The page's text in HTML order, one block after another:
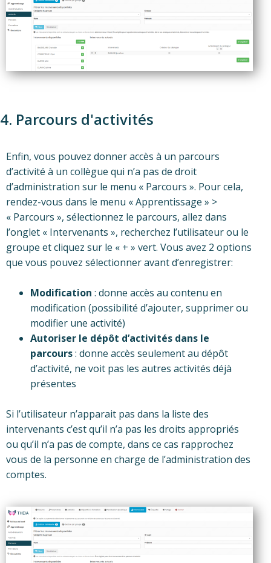
4. Parcours d'activités
Enfin, vous pouvez donner accès à un parcours
d’activité à un collègue qui n’a pas de droit
d’administration sur le menu « Parcours ». Pour cela,
rendez-vous dans le menu « Apprentissage » >
« Parcours », sélectionnez le parcours, allez dans
l’onglet « Intervenants », recherchez l’utilisateur ou le
groupe et cliquez sur le « + » vert. Vous avez 2 options
que vous pouvez sélectionner avant d’enregistrer:
Modification : donne accès au contenu en
modification (possibilité d’ajouter, supprimer ou
modifier une activité)
Autoriser le dépôt d’activités dans le
parcours: donne accès seulement au dépôt
d’activité, ne voit pas les autres activités déjà
présentes
Si l’utilisateur n’apparait pas dans la liste des
intervenants c’est qu’il n’a pas les droits appropriés
ou qu’il n’a pas de compte, dans ce cas rapprochez
vous de la personne en charge de l’administration des
comptes.